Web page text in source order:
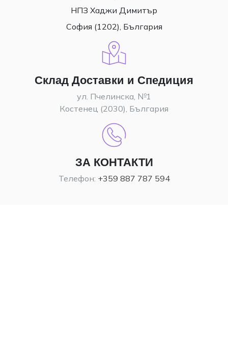
НПЗ Хаджи Димитър
София (1202), България
Склад Доставки и Спедиция
ул. Пчелинска, №1
Костенец (2030), България
ЗА КОНТАКТИ
Телефон: +359 887 787 594